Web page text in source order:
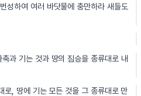
성하여 여러 바닷물에 충만하라 새들도
축과 기는 것과 땅의 짐승을 종류대로 내
로, 땅에 기는 모든 것을 그 종류대로 만